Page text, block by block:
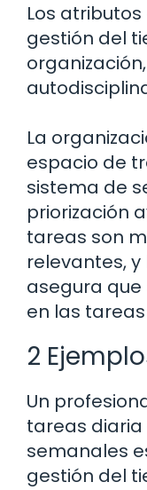
Los
gestión del
La
espacio de
sistema de
priorización
tareas son
relevantes,
asegura
en las
2
Un
tareas
semanales
gestión del